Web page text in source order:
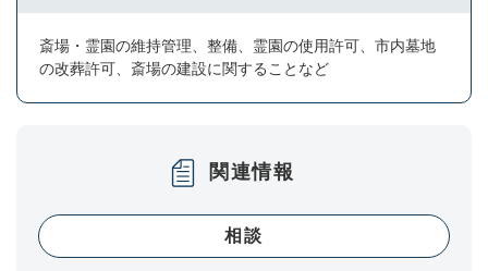
斎場・霊園の維持管理、整備、霊園の使用許可、市内墓地
の改葬許可、斎場の建設に関することなど
関連情報
相談